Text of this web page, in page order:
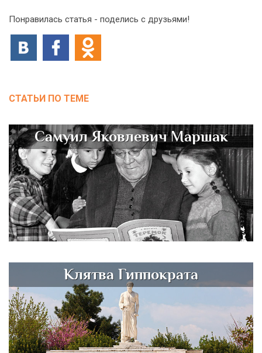
Понравилась статья - поделись с друзьями!
СТАТЬИ ПО ТЕМЕ
Самуил Яковлевич Маршак
Клятва Гиппократа